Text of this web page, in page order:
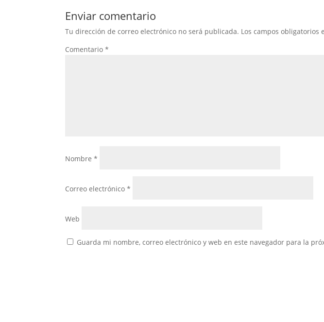
Enviar comentario
Tu dirección de correo electrónico no será publicada. Los campos obligatorios
Comentario*
Nombre*
Correo electrónico*
Web
Guarda mi nombre, correo electrónico y web en este navegador para la